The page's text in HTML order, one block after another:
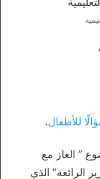
.
” الغاز مع
الرائعة” الذي